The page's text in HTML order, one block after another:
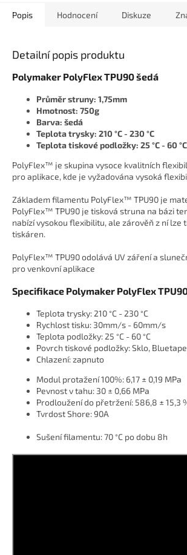
Popis Hodnocení Diskuze
Detailní popis produktu
Polymaker PolyFlex TPU90 šedá
Průměr struny: 1,75mm
Hmotnost: 750g
Barva: šedá
Teplota trysky: 210 °C - 230 °C
Teplota tiskové podložky: 25 °C - 60 °C
PolyFlex™ je skupina vysoce kvalitních
pro aplikace, kde je vyžadována vysoká
Základem filamentu PolyFlex™ TPU90 je
PolyFlex™ TPU90 je tisková struna na bázi
nabízí vysokou flexibilitu, ale zárověň z ní lze
tiskáren.
PolyFlex™ TPU90 odolává UV záření a
pro venkovní aplikace
Specifikace Polymaker PolyFlex
Teplota trysky: 210°C - 230°C
Rychlost tisku: 30mm/s - 60mm/s
Teplota podložky: 25 °C - 60°C
Povrch tiskové podložky: Sklo,
Chlazení: zapnuto
Modul protažení 100%: 6,17 ± 0,19 MPa
Pevnost v tahu: 30 ± 0,66 MPa
Prodloužení do přetržení: 586,8 ± 15,3
Tvrdost Shore: 90A
Sušení filamentu: 70°C po dobu 8h